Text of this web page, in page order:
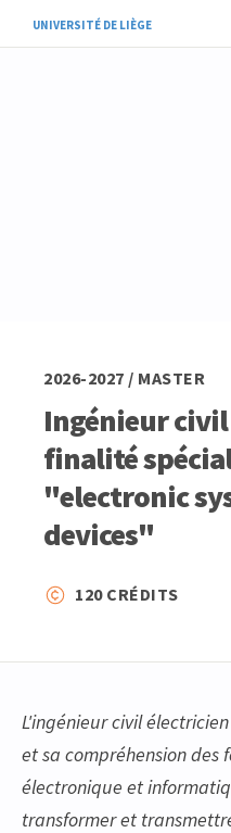
UNIVERSITÉ DE LIÈGE
2026-2027 / MASTER
Ingénieur
finalité
"electronic
devices"
120 CRÉDITS
L'ingénieur civil
et sa compréhension des
électronique et
transformer et